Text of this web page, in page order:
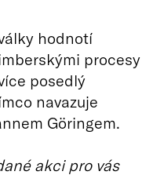
hodnotí
procesy
posedlý
navazuje
Göringem.
akci pro vás